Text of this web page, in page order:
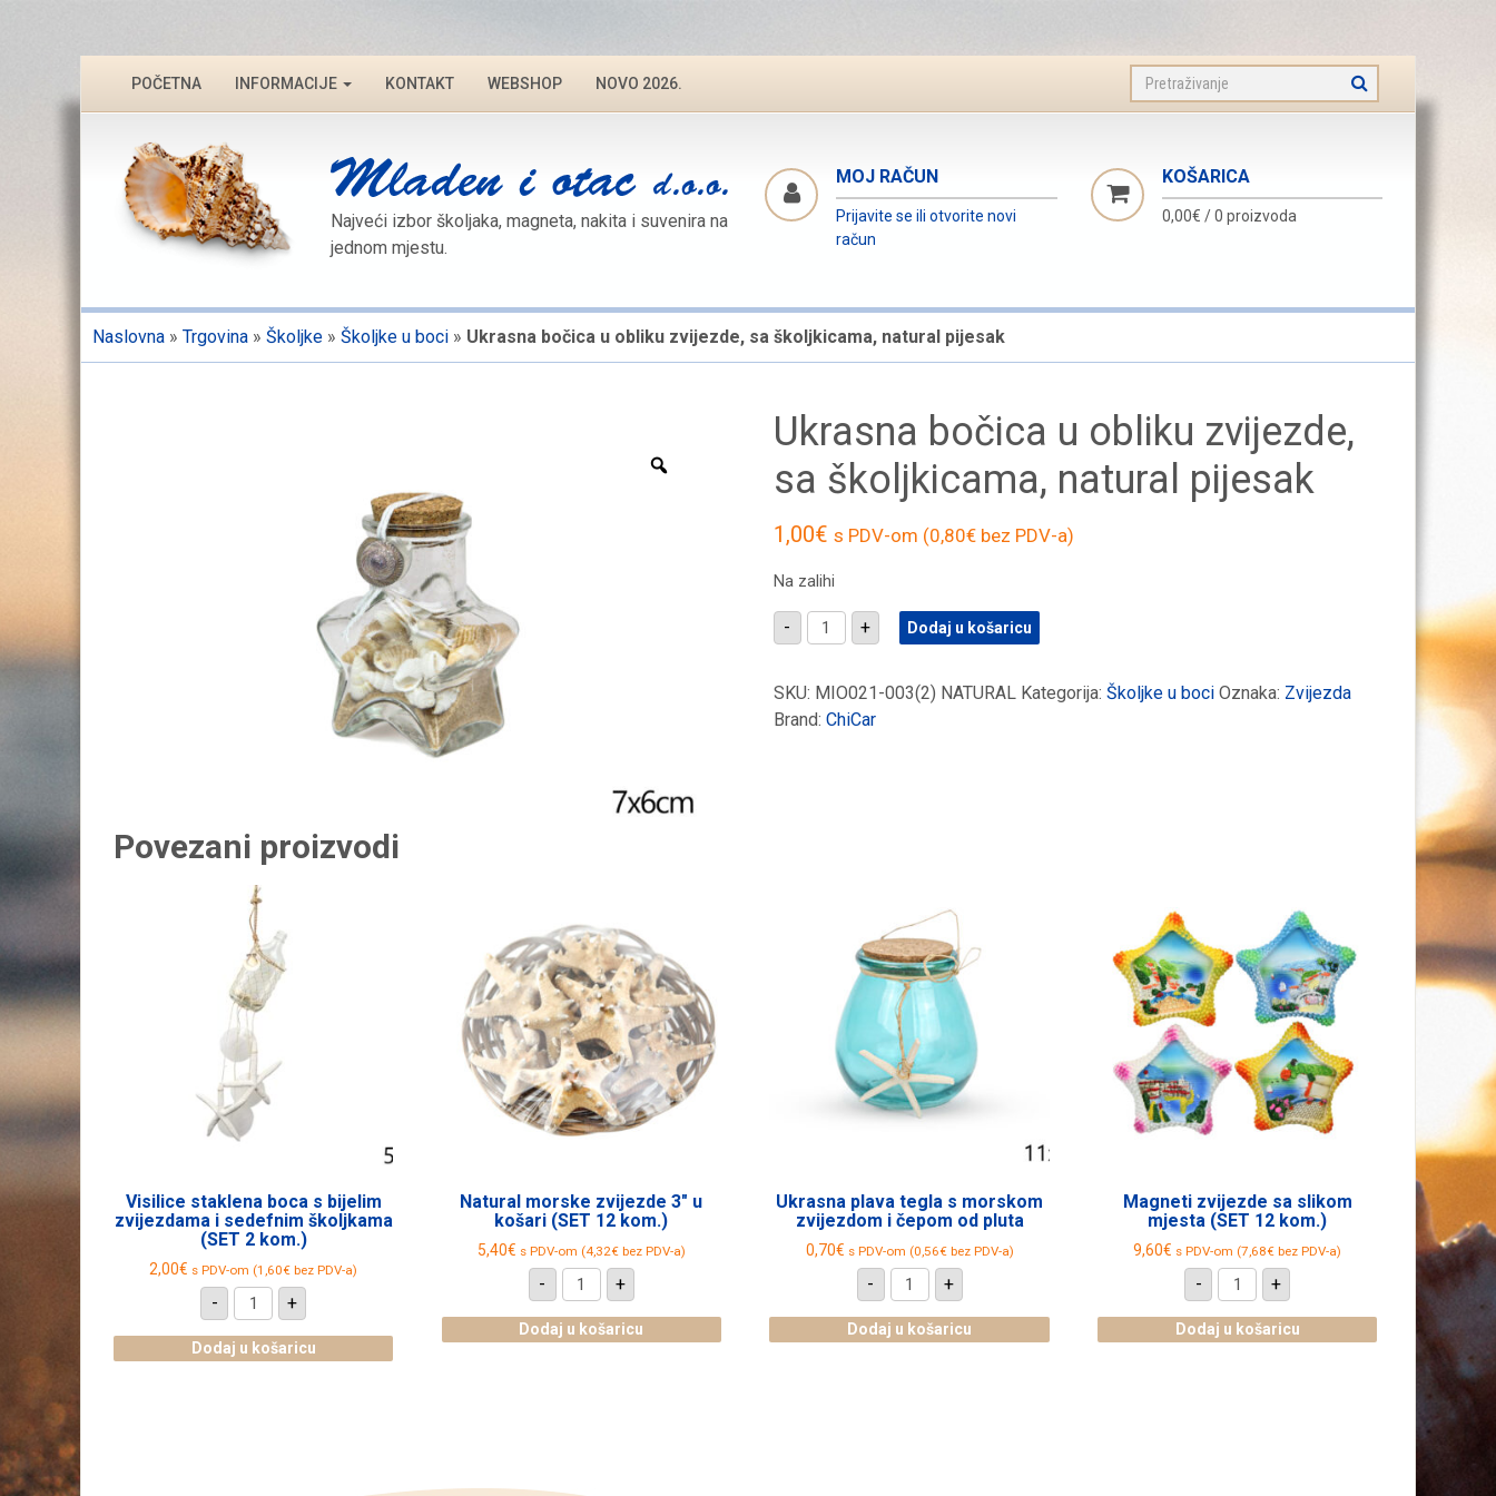
POČETNA INFORMACIJE KONTAKT WEBSHOP NOVO 2026.
Najveći izbor školjaka, magneta, nakita i suvenira na
jednom mjestu.
MOJ RAČUN
Prijavite se ili otvorite novi
račun
KOŠARICA
0,00€ /0 proizvoda
Naslovna » Trgovina » Školjke » Školjke u boci » Ukrasna bočica u obliku zvijezde, sa školjkicama, natural pijesak
Ukrasna bočica u obliku zvijezde,
sa školjkicama, natural pijesak
1,00€ s PDV-om (0,80€bez PDV-a)
Na zalihi
-
Ukrasna
bočica
zvijezde,
sa
školjkicama,
+ Dodaj u košaricu
SKU: MIO021-003(2) NATURAL Kategorija: Školjke u boci Oznaka: Zvijezda
Brand: ChiCar
Povezani proizvodi
Visilice staklena boca s bijelim
zvijezdama i sedefnim školjkama
(SET 2 kom.)
2,00€ s PDV-om (1,60€ bez PDV-a)
-
Visilice
staklena
s
bijelim
+
Dodaj u košaricu
Natural morske zvijezde 3″ u
košari (SET 12 kom.)
5,40€ s PDV-om (4,32€bez PDV-a)
-
Natural
morske
3"
u
+
Dodaj u košaricu
Ukrasna plava tegla s morskom
zvijezdom i čepom od pluta
0,70€ s PDV-om (0,56€bez PDV-a)
-
Ukrasna
plava
s
morskom
+
Dodaj u košaricu
Magneti zvijezde sa slikom
mjesta (SET 12 kom.)
9,60€ s PDV-om (7,68€ bez PDV-a)
-
Magneti
zvijezde
slikom
mjesta
+
Dodaj u košaricu